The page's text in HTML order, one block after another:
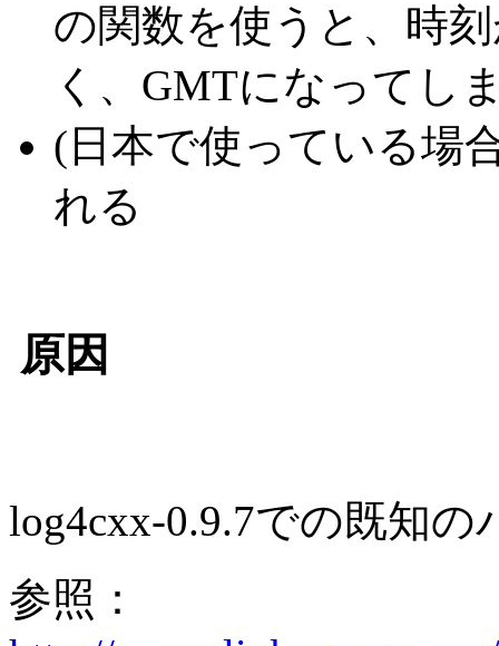
の関数を使うと、時
く、GMTになってし
(日本で使っている場
れる
原因
log4cxx-0.9.7での既知の
参照：